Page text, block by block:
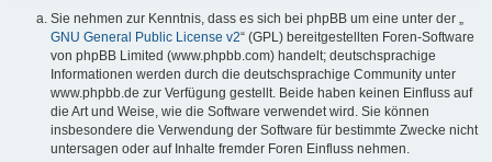
Sie nehmen zur Kenntnis, dass es sich bei phpBB um eine unter der „
GNU General Public License v2“ (GPL) bereitgestellten Foren-Software
von phpBB Limited (www.phpbb.com) handelt; deutschsprachige
Informationen werden durch die deutschsprachige Community unter
www.phpbb.de zur Verfügung gestellt. Beide haben keinen Einfluss auf
die Art und Weise, wie die Software verwendet wird. Sie können
insbesondere die Verwendung der Software für bestimmte Zwecke nicht
untersagen oder auf Inhalte fremder Foren Einfluss nehmen.